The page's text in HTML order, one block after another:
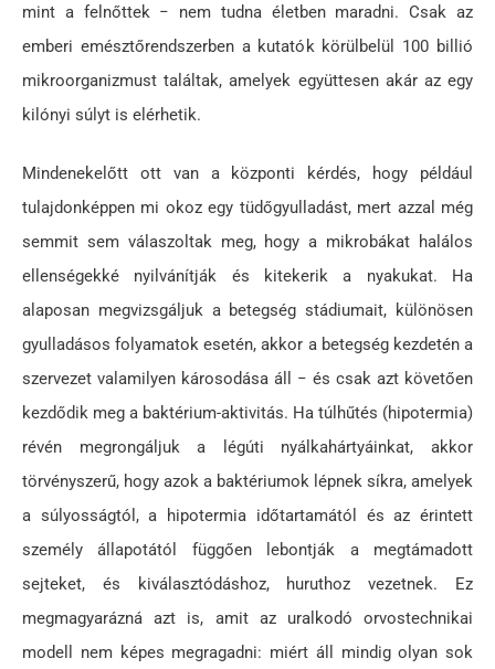
mint a felnőttek − nem tudna életben maradni. Csak az
emberi emésztőrendszerben a kutatók körülbelül 100 billió
mikroorganizmust találtak, amelyek együttesen akár az egy
kilónyi súlyt is elérhetik.
Mindenekelőtt ott van a központi kérdés, hogy például
tulajdonképpen mi okoz egy tüdőgyulladást, mert azzal még
semmit sem válaszoltak meg, hogy a mikrobákat halálos
ellenségekké nyilvánítják és kitekerik a nyakukat. Ha
alaposan megvizsgáljuk a betegség stádiumait, különösen
gyulladásos folyamatok esetén, akkor a betegség kezdetén a
szervezet valamilyen károsodása áll − és csak azt követően
kezdődik meg a baktérium-aktivitás. Ha túlhűtés (hipotermia)
révén megrongáljuk a légúti nyálkahártyáinkat, akkor
törvényszerű, hogy azok a baktériumok lépnek síkra, amelyek
a súlyosságtól, a hipotermia időtartamától és az érintett
személy állapotától függően lebontják a megtámadott
sejteket, és kiválasztódáshoz, huruthoz vezetnek. Ez
megmagyarázná azt is, amit az uralkodó orvostechnikai
modell nem képes megragadni: miért áll mindig olyan sok